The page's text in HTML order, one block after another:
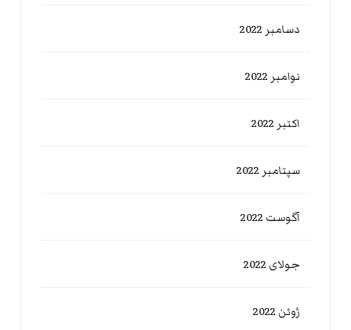
دسامبر 2022
نوامبر 2022
اکتبر 2022
سپتامبر 2022
آگوست 2022
جولای 2022
ژوئن 2022